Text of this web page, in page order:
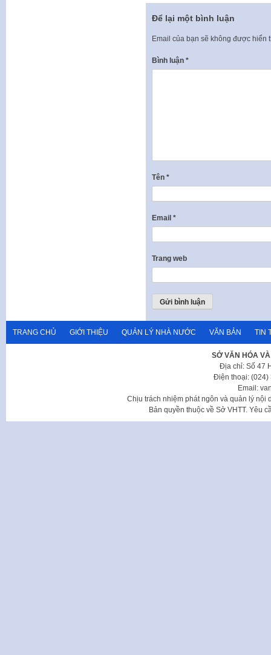
Để lại một bình luận
Email của bạn sẽ không được hiển
Bình luận *
Tên *
Email *
Trang web
TRANG CHỦ GIỚI THIỆU QUẢN LÝ NHÀ NƯỚC VĂN BẢN TIN
SỞ VĂN HÓA
Địa chỉ: Số 47
Điện thoại: (024)
Email:
Chịu trách nhiệm phát ngôn và quản lý nội
Bản quyền thuộc về Sở VHTT. Yêu